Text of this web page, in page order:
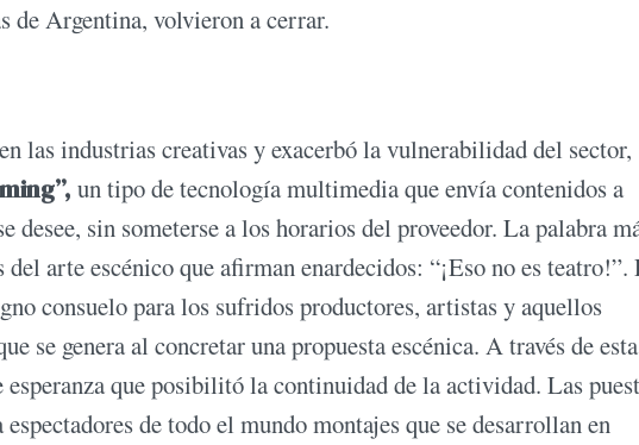
de Argentina, volvieron a cerrar.
las industrias creativas y exacerbó la vulnerabilidad del sector,
un tipo de tecnología multimedia que envía contenidos a
desee, sin someterse a los horarios del proveedor. La palabra
arte escénico que afirman enardecidos: “¡Eso no es teatro!”.
consuelo para los sufridos productores, artistas y aquellos
se genera al concretar una propuesta escénica. A través de esta
que posibilitó la continuidad de la actividad. Las
de todo el mundo montajes que se desarrollan en